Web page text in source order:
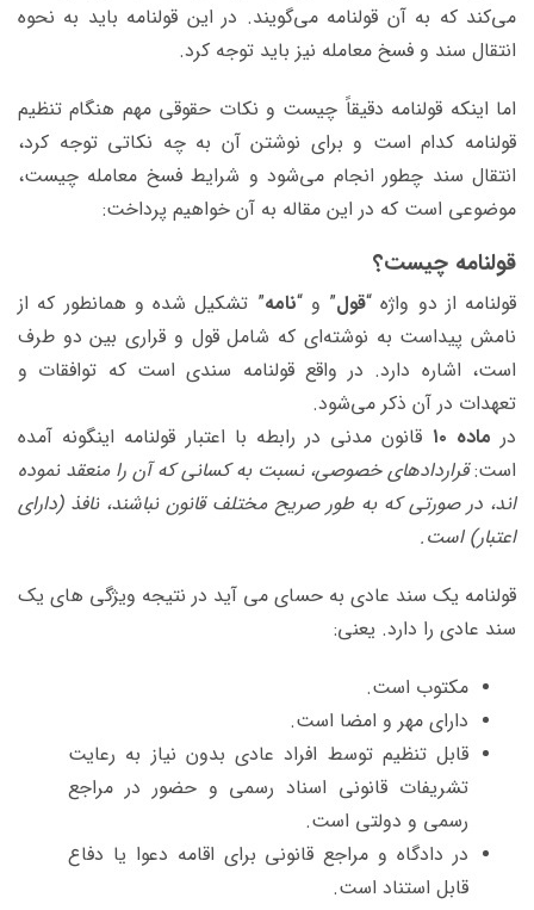
می‌کند که به آن قولنامه می‌گویند. در این قولنامه باید به نحوه
انتقال سند و فسخ معامله نیز باید توجه کرد.
اما اینکه قولنامه دقیقاً چیست و نکات حقوقی مهم هنگام تنظیم
قولنامه کدام است و برای نوشتن آن به چه نکاتی توجه کرد،
انتقال سند چطور انجام می‌شود و شرایط فسخ معامله چیست،
موضوعی است که در این مقاله به آن خواهیم پرداخت:
قولنامه چیست؟
قولنامه از دو واژه “قول” و “نامه” تشکیل شده و همانطور که از
نامش پیداست به نوشته‌ای که شامل قول و قراری بین دو طرف
است، اشاره دارد. در واقع قولنامه سندی است که توافقات و
تعهدات در آن ذکر می‌شود.
در ماده ۱۰
قانون مدنی در رابطه با اعتبار قولنامه اینگونه آمده
است:قراردادهای خصوصی، نسبت به کسانی که آن را منعقد نموده
اند، در صورتی که به طور صریح مختلف قانون نباشند، نافذ (دارای
اعتبار) است.
قولنامه یک سند عادی به حسای می آید در نتیجه ویژگی های یک
سند عادی را دارد. یعنی:
مکتوب است.
دارای مهر و امضا است.
قابل تنظیم توسط افراد عادی بدون نیاز به رعایت
تشریفات قانونی اسناد رسمی و حضور در مراجع
رسمی و دولتی است.
در دادگاه و مراجع قانونی برای اقامه دعوا یا دفاع
قابل استناد است.